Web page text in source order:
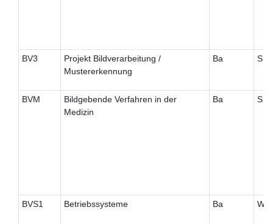
BV3
Projekt Bildverarbeitung /
Mustererkennung
Ba S
BVM
Bildgebende Verfahren in der
Medizin
Ba S
BVS1 Betriebssysteme Ba W